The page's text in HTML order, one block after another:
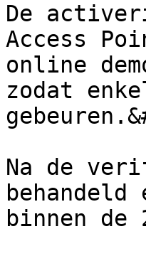
De
Access
online
zodat
Na de
binnen de